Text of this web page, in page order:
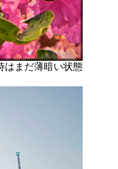
まだ薄暗い状態